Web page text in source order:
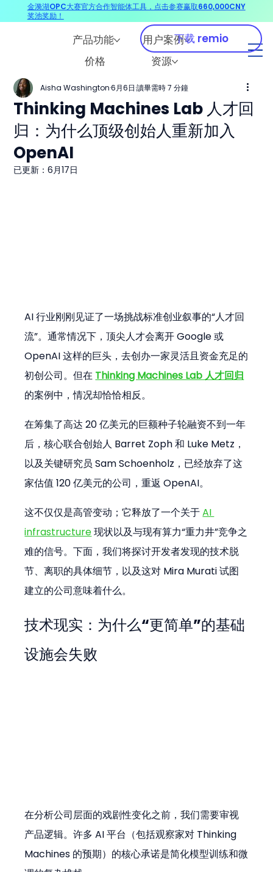
产品功能
用户案例
价格
资源
下载 remio
Thinking Machines Lab 人才回
归：为什么顶级创始人重新加入
OpenAI
Aisha Washington 6月6日 讀畢需時 7 分鐘
已更新：6月17日
AI 行业刚刚见证了一场挑战标准创业叙事的“人才回
流”。通常情况下，顶尖人才会离开 Google 或
OpenAI 这样的巨头，去创办一家灵活且资金充足的
初创公司。但在 Thinking Machines Lab 人才回归
的案例中，情况却恰恰相反。
在筹集了高达 20 亿美元的巨额种子轮融资不到一年
后，核心联合创始人 Barret Zoph 和 Luke Metz，
以及关键研究员 Sam Schoenholz，已经放弃了这
家估值 120 亿美元的公司，重返 OpenAI。
这不仅仅是高管变动；它释放了一个关于 AI
infrastructure 现状以及与现有算力“重力井”竞争之
难的信号。下面，我们将探讨开发者发现的技术脱
节、离职的具体细节，以及这对 Mira Murati 试图
建立的公司意味着什么。
技术现实：为什么“更简单”的基础
设施会失败
在分析公司层面的戏剧性变化之前，我们需要审视
产品逻辑。许多 AI 平台（包括观察家对 Thinking
Machines 的预期）的核心承诺是简化模型训练和微
金漪湖OPC大赛官方合作智能体工具，点击参赛赢取660,000CNY
奖池奖励！